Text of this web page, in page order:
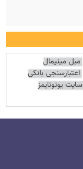
مبل مینیمال
اعتبارسنجی بانکی
سایت یوتوتایمز